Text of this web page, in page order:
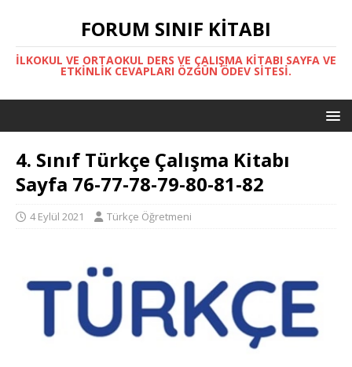
FORUM SINIF KITABI
İLKOKUL VE ORTAOKUL DERS VE ÇALIŞMA KITABI SAYFA VE
ETKINLIK CEVAPLARI ÖZGÜN ÖDEV SITESI.
4. Sınıf Türkçe Çalışma Kitabı
Sayfa 76-77-78-79-80-81-82
4 Eylül 2021 Türkçe Öğretmeni